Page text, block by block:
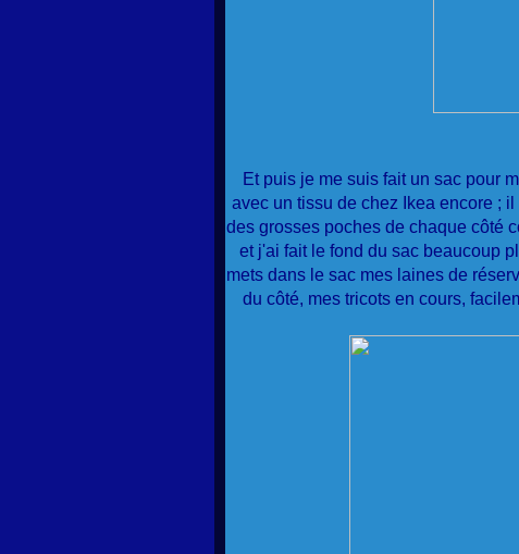
Et puis je me suis fait un sac pour
avec un tissu de chez Ikea encore ;
des grosses poches de chaque côté
et j'ai fait le fond du sac beaucoup
mets dans le sac mes laines de
du côté, mes tricots en cours,